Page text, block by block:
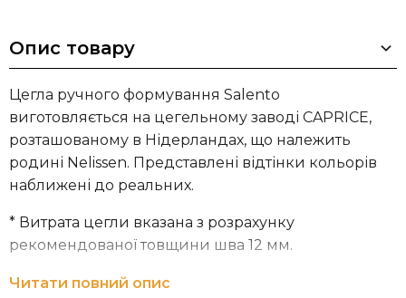
Опис товару
Цегла ручного формування Salento
виготовляється на цегельному заводі CAPRICE,
розташованому в Нідерландах, що належить
родині Nelissen. Представлені відтінки кольорів
наближені до реальних.
* Витрата цегли вказана з розрахунку
рекомендованої товщини шва 12 мм.
КомпаніяNELISSEN Brickworks
Читати повний опис